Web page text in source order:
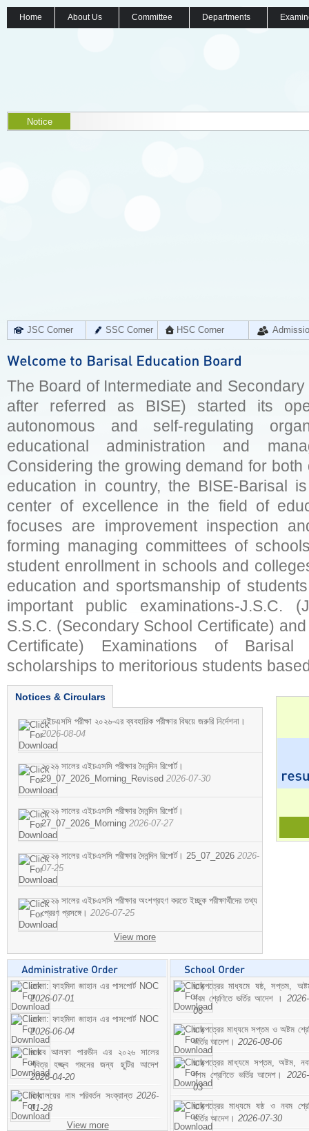
Home About Us Committee Departments
Notice
JSC Corner SSC Corner HSC Corner
The Board of Intermediate and
after referred as BISE) started its
autonomous and self-regulating
educational administration and
Considering the growing demand for
education in country, the BISE-Barisal
center of excellence in the field of
focuses are improvement inspection
forming managing committees of
student enrollment in schools and
education and sportsmanship of
important public examinations-J.S.C.
S.S.C. (Secondary School Certificate)
Certificate) Examinations of
scholarships to meritorious students
Notices & Circulars
এইচএসসি পরীক্ষা ২০২৬-এর ব্যবহারিক পরীক্ষার বিষয়ে জরুরি নির্দেশনা।
2026-08-04
২০২৬ সালের এইচএসসি পরীক্ষার দৈনন্দিন রিপোর্ট।
29_07_2026_Morning_Revised 2026-07-30
২০২৬ সালের এইচএসসি পরীক্ষার দৈনন্দিন রিপোর্ট।
27_07_2026_Morning 2026-07-27
২০২৬ সালের এইচএসসি পরীক্ষার দৈনন্দিন রিপোর্ট। 25_07_2026 2026-
07-25
২০২৬ সালের এইচএসসি পরীক্ষার অংশগ্রহণ করতে ইচ্ছুক পরীক্ষার্থীদের তথ্য
প্রেরণ প্রসঙ্গে। 2026-07-25
View more
মোসা: ফাহমিদা জাহান এর পাসপোর্ট NOC
2026-07-01
মোসা: ফাহমিদা জাহান এর পাসপোর্ট NOC
2026-06-04
জনাব আলফা পারভীন এর ২০২৬ সালের
পবিত্র হজ্জ্ব গমনের জন্য ছুটির আদেশ
2026-04-20
বিদ্যালয়ের নাম পরিবর্তন সংক্রান্ত 2026-
01-28
View more
ছাড়পত্রের মাধ্যমে ষষ্ঠ, সপ্তম,
নবম শ্রেণিতে ভর্তির আদেশ ।
06
ছাড়পত্রের মাধ্যমে সপ্তম ও অষ্টম
ভর্তির আদেশ। 2026-08-06
ছাড়পত্রের মাধ্যমে সপ্তম, অষ্টম,
দশম শ্রেণিতে ভর্তির আদেশ।
03
ছাড়পত্রের মাধ্যমে ষষ্ঠ ও নবম
ভর্তির আদেশ। 2026-07-30